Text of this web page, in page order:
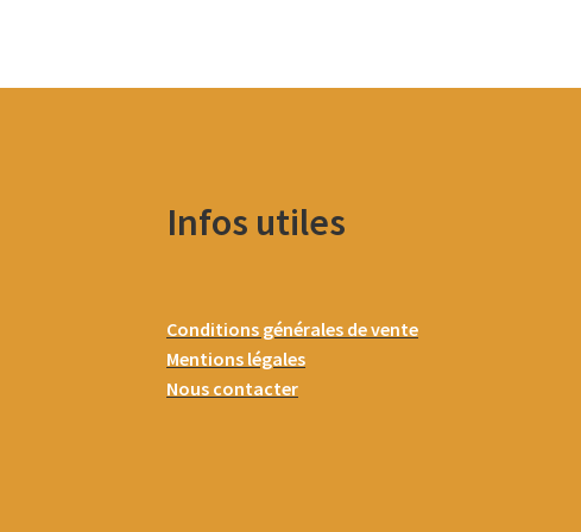
Infos utiles
Conditions générales de vente
Mentions légales
Nous contacter